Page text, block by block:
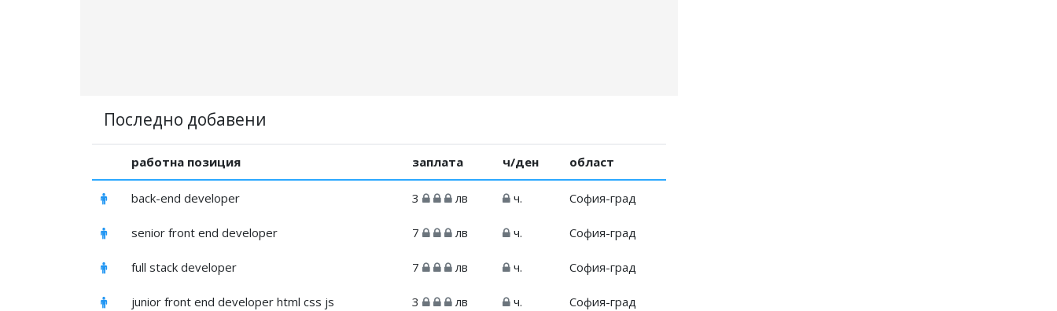
Последно добавени
работна позиция заплата ч/ден област
back-end developer 3 лв ч. София-град
senior front end developer 7 лв ч. София-град
full stack developer 7 лв ч. София-град
junior front end developer html css js 3 лв ч. София-град